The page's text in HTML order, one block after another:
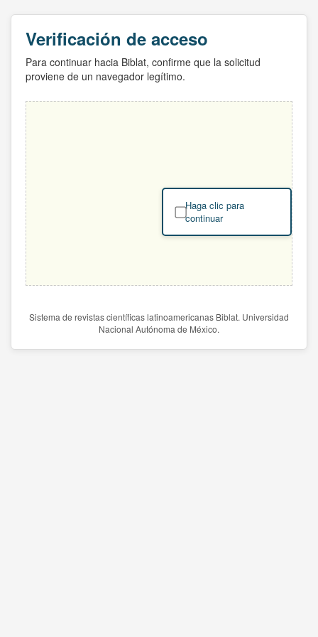
Verificación de acceso
Para continuar hacia Biblat, confirme que la solicitud
proviene de un navegador legítimo.
Haga clic para
continuar
Sistema de revistas científicas latinoamericanas Biblat. Universidad
Nacional Autónoma de México.